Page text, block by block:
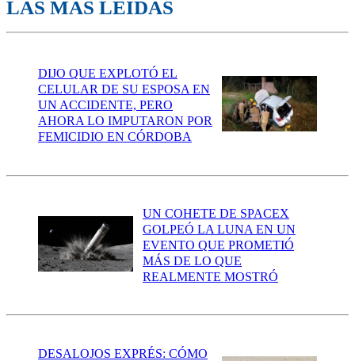
LAS MÁS LEÍDAS
DIJO QUE EXPLOTÓ EL
CELULAR DE SU ESPOSA EN
UN ACCIDENTE, PERO
AHORA LO IMPUTARON POR
FEMICIDIO EN CÓRDOBA
UN COHETE DE SPACEX
GOLPEÓ LA LUNA EN UN
EVENTO QUE PROMETIÓ
MÁS DE LO QUE
REALMENTE MOSTRÓ
DESALOJOS EXPRÉS: CÓMO